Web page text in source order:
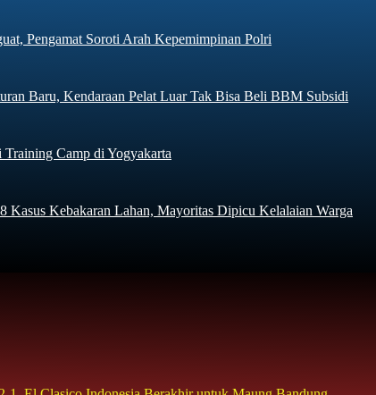
Pengamat Soroti Arah Kepemimpinan Polri
Baru, Kendaraan Pelat Luar Tak Bisa Beli BBM Subsidi
Camp di Yogyakarta
Kasus Kebakaran Lahan, Mayoritas Dipicu Kelalaian Warga